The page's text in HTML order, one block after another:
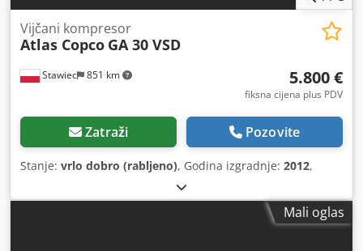
Stawiec 851 km
Vijčani kompresor
Atlas Copco GA 30 VSD
5.800 €
fiksna cijena plus PDV
Zatraži Pozovite
Stanje: vrlo dobro (rabljeno), Godina izgradnje: 2012,
Mali oglas